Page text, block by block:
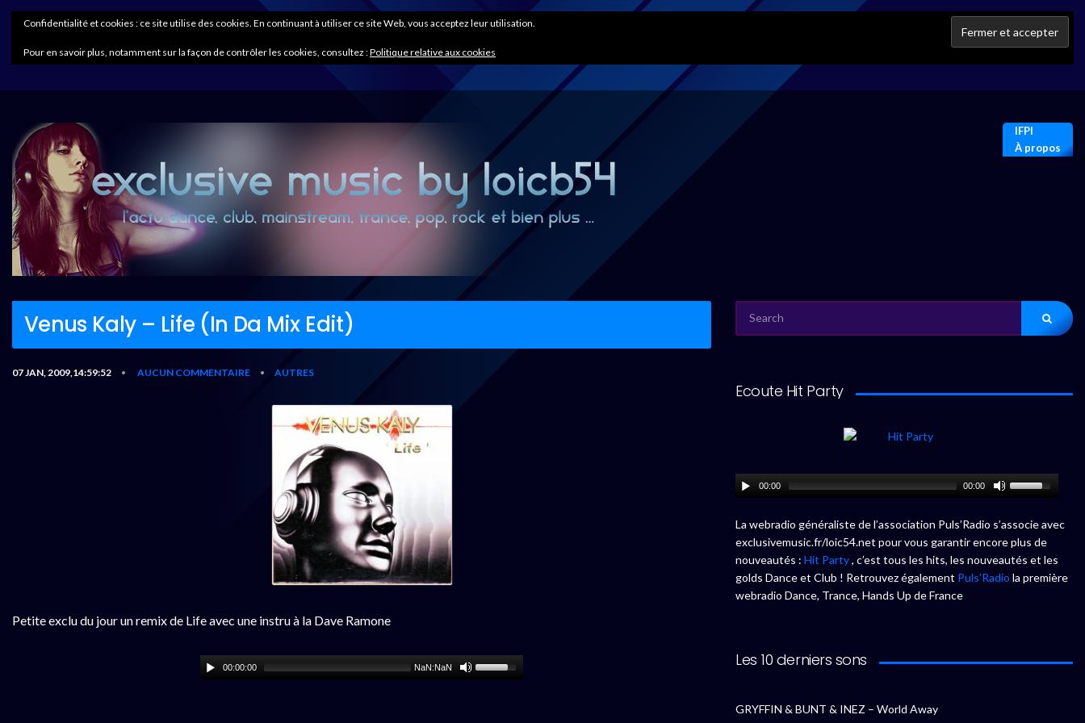
IFPI
À propos
Venus Kaly – Life (In Da Mix Edit)
07 JAN, 2009,14:59:52 • AUCUN COMMENTAIRE • AUTRES
Petite exclu du jour un remix de Life avec une instru à la Dave Ramone
00:00:00 NaN:NaN
FOR:
Ecoute Hit Party
00:00 00:00
La webradio généraliste de l’association Puls’Radio s’associe avec
exclusivemusic.fr/loic54.net pour vous garantir encore plus de
nouveautés : Hit Party, c’est tous les hits, les nouveautés et les
golds Dance et Club ! Retrouvez également Puls’Radio la première
webradio Dance, Trance, Hands Up de France
Les 10 derniers sons
GRYFFIN & BUNT & INEZ – World Away
Confidentialité et cookies : ce site utilise des cookies. En continuant à utiliser ce site Web, vous acceptez leur utilisation.
Pour en savoir plus, notamment sur la façon de contrôler les cookies, consultez :Politique relative aux cookies